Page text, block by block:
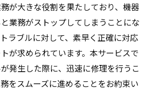
が大きな役割を果たしており、機器
業務がストップしてしまうことにな
ラブルに対して、素早く正確に対応
が求められています。本サービスで
発生した際に、迅速に修理を行うこ
をスムーズに進めることをお約束い